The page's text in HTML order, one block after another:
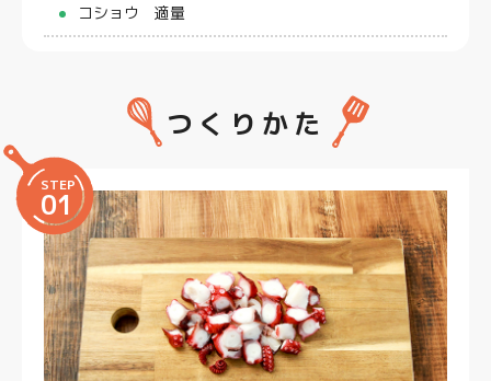
コショウ 適量
つくりかた
STEP
01